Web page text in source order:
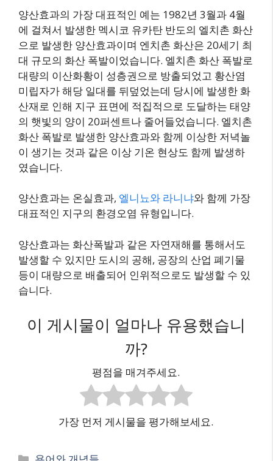
양산효과의 가장 대표적인 예는 1982년 3월과 4월
에 걸쳐서 발생한 멕시코 유카탄 반도의 엘치촌 화산
으로 발생한 양산효과이며 엔치촌 화산은 20세기 최
대 규모의 화산 폭발이었습니다. 엘치촌 화산 폭발로
대량의 이산화황이 성층권으로 방출되었고 황산염
미립자가 해당 일대를 뒤덮었는데 당시에 발생한 화
산재로 인해 지구 표면에 적집적으로 도달하는 태양
의 햇빛의 양이 20퍼센트나 줄어들었습니다. 엘치촌
화산 폭발로 발생한 양산효과와 함께 이상한 저녁놀
이 생기는 것과 같은 이상 기온 현상도 함께 발생하
였습니다.
양산효과는 온실효과, 엘니뇨와 라니냐와 함께 가장
대표적인 지구의 환경오염 유형입니다.
양산효과는 화산폭발과 같은 자연재해를 통해서도
발생할 수 있지만 도시의 공해, 공장의 산업 폐기물
등이 대량으로 배출되어 인위적으로도 발생할 수 있
습니다.
이 게시물이 얼마나 유용했습니
까?
평점을 매겨주세요.
가장 먼저 게시물을 평가해보세요.
카